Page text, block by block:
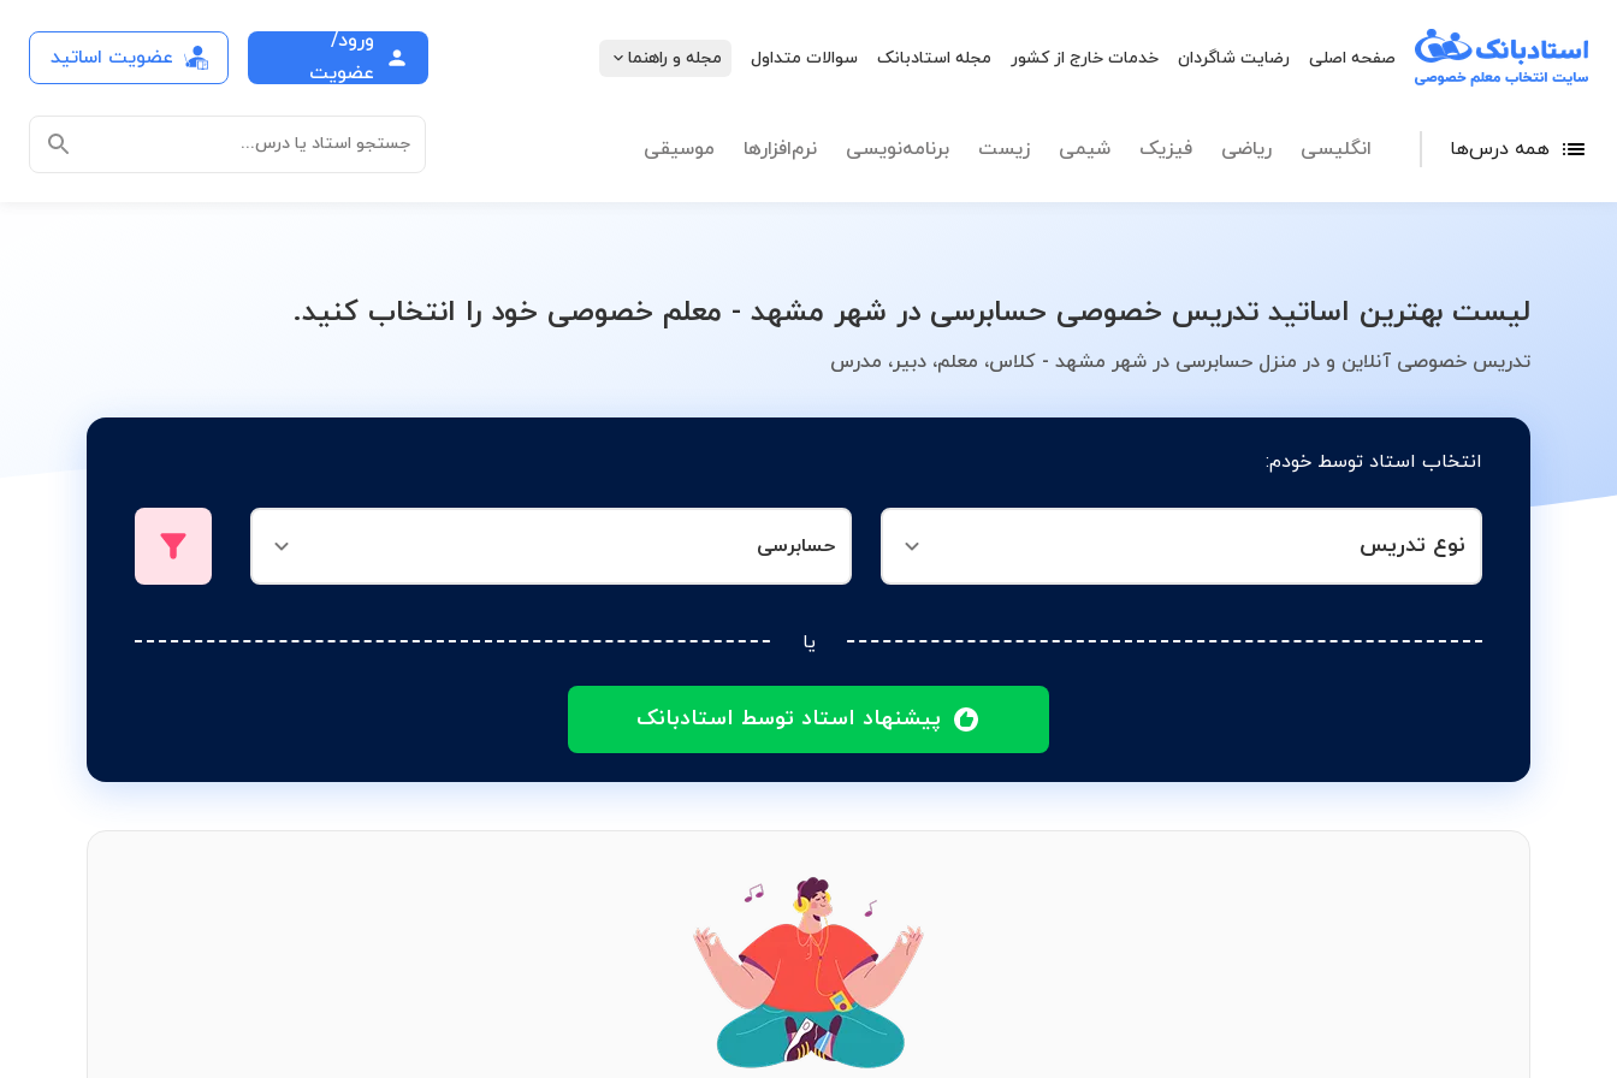
صفحه اصلی رضایت شاگردان خدمات خارج از کشور مجله استادبانک سوالات متداول مجله و راهنما
ورود/
عضویت
عضویت اساتید
همه درس‌ها انگلیسی ریاضی فیزیک شیمی زیست برنامه‌نویسی نرم‌افزارها موسیقی جستجو استاد یا درس...
لیست بهترین اساتید تدریس خصوصی حسابرسی در شهر مشهد - معلم خصوصی خود را انتخاب کنید.
تدریس خصوصی آنلاین و در منزل حسابرسی در شهر مشهد - کلاس، معلم، دبیر، مدرس
انتخاب استاد توسط خودم:
نوع تدریس حسابرسی
یا
پیشنهاد استاد توسط استادبانک
نوع تدریس